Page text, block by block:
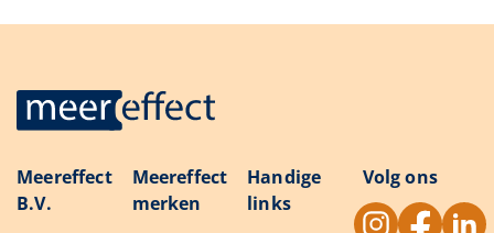
Meereffect
B.V.
Meereffect
merken
Handige
links
Volg ons